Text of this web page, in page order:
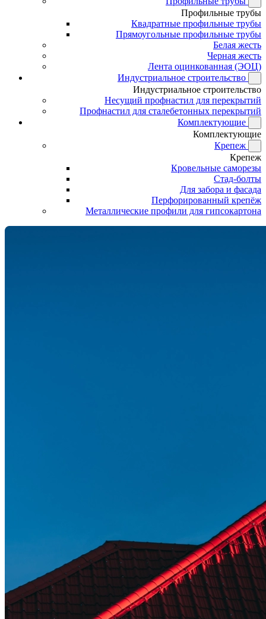
Профильные трубы
Квадратные профильные трубы
Прямоугольные профильные трубы
Белая жесть
Черная жесть
Лента оцинкованная (ЭОЦ)
Индустриальное строительство
Индустриальное строительство
Несущий профнастил для перекрытий
Профнастил для сталебетонных перекрытий
Комплектующие
Комплектующие
Крепеж
Крепеж
Кровельные саморезы
Стад-болты
Для забора и фасада
Перфорированный крепёж
Металлические профили для гипсокартона